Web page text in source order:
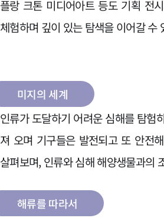
플랑 크톤 미디어아트 등도 기획 전
체험하며 깊이 있는 탐색을 이어갈 수
미지의 세계
인류가 도달하기 어려운 심해를 탐험
져 오며 기구들은 발전되고 또 안전
살펴보며, 인류와 심해 해양생물과의
해류를 따라서